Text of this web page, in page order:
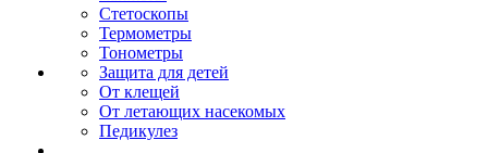
Стетоскопы
Термометры
Тонометры
Защита для детей
От клещей
От летающих насекомых
Педикулез